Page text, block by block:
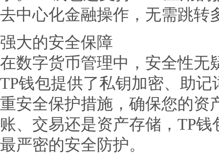
去中心化金融操作，无需跳转
强大的安全保障
在数字货币管理中，安全性无
TP钱包提供了私钥加密、助
重安全保护措施，确保您的资
账、交易还是资产存储，TP
最严密的安全防护。